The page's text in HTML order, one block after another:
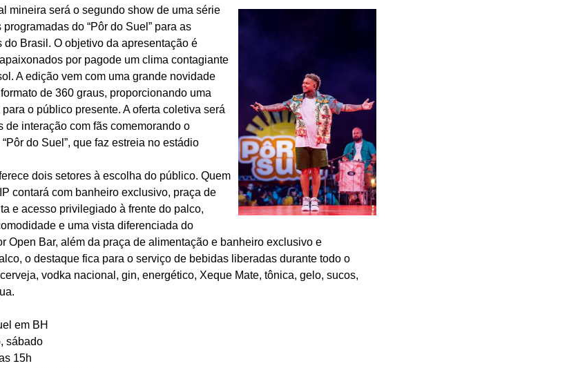
mineira será o segundo show de uma série
do “Pôr do Suel” para as
do Brasil. O objetivo da apresentação é
por pagode um clima contagiante
A edição vem com uma grande novidade
de 360 ​​graus, proporcionando uma
o público presente. A oferta coletiva será
de interação com fãs comemorando o
do Suel”, que faz estreia no estádio
dois setores à escolha do público. Quem
contará com banheiro exclusivo, praça de
e acesso privilegiado à frente do palco,
e uma vista diferenciada do
Open Bar, além da praça de alimentação e banheiro exclusivo e
o destaque fica para o serviço de bebidas liberadas durante todo o
vodka nacional, gin, energético, Xeque Mate, tônica, gelo, sucos,
em BH
sábado
15h